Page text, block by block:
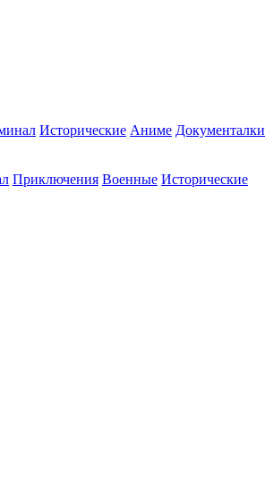
Исторические Аниме Документалки
Приключения Военные Исторические